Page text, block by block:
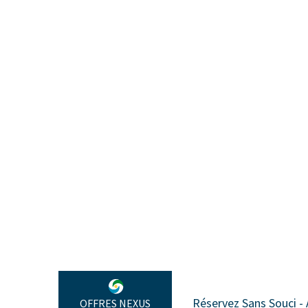
OFFRES NEXUS
Réservez Sans Souci - Annulation de voyage